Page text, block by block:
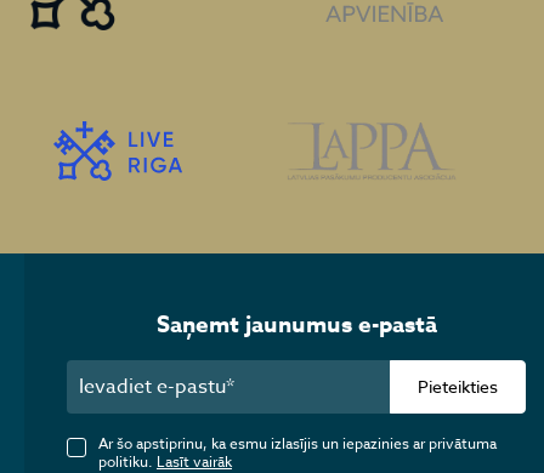
Saņemt jaunumus e-pastā
Pieteikties
Ar šo apstiprinu, ka esmu izlasījis un iepazinies ar privātuma
politiku. Lasīt vairāk